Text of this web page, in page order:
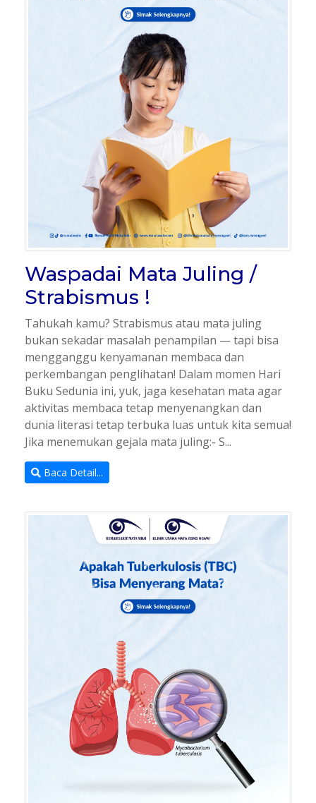
Waspadai Mata Juling /
Strabismus !
Tahukah kamu? Strabismus atau mata juling
bukan sekadar masalah penampilan — tapi bisa
mengganggu kenyamanan membaca dan
perkembangan penglihatan! Dalam momen Hari
Buku Sedunia ini, yuk, jaga kesehatan mata agar
aktivitas membaca tetap menyenangkan dan
dunia literasi tetap terbuka luas untuk kita semua!
Jika menemukan gejala mata juling:- S...
Baca Detail...